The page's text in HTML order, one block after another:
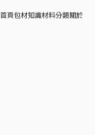
首頁包材知識材料分類關於